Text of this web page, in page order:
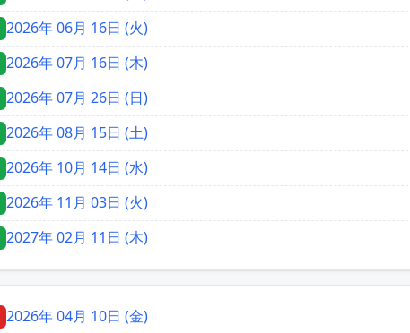
2026年 06月 16日 (火)
2026年 07月 16日 (木)
2026年 07月 26日 (日)
2026年 08月 15日 (土)
2026年 10月 14日 (水)
2026年 11月 03日 (火)
2027年 02月 11日 (木)
2026年 04月 10日 (金)